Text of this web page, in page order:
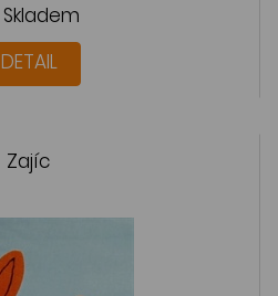
Skladem
DETAIL
Zajíc